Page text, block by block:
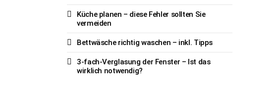
Küche planen – diese Fehler sollten Sie
vermeiden
Bettwäsche richtig waschen – inkl. Tipps
3-fach-Verglasung der Fenster – Ist das
wirklich notwendig?